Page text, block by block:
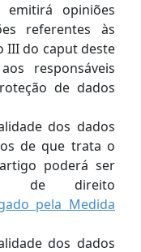
emitirá opiniões
referentes às
III do caput deste
responsáveis
de dados
dos dados
de que trata o
poderá ser
de direito
pela Medida
dos dados